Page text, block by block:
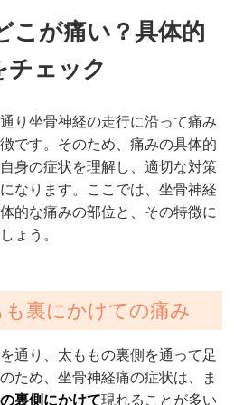
こが痛い？具体的
チェック
り坐骨神経の走行に沿って痛み
です。そのため、痛みの具体的
身の症状を理解し、適切な対策
なります。ここでは、坐骨神経
的な痛みの部位と、その特徴に
ょう。
裏にかけての痛み
通り、太ももの裏側を通って足
ため、坐骨神経痛の症状は、ま
裏側にかけて現れることが多い